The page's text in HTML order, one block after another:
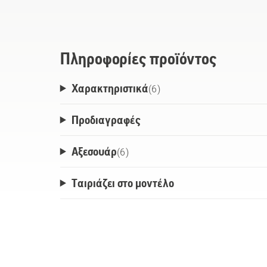
Πληροφορίες προϊόντος
Χαρακτηριστικά(6)
Προδιαγραφές
Αξεσουάρ(6)
Ταιριάζει στο μοντέλο